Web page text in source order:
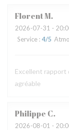
FlorentM
2026-07-31 -
Service : 4/5
Excellent rapport
agréable
Philippe C
2026-08-01 -